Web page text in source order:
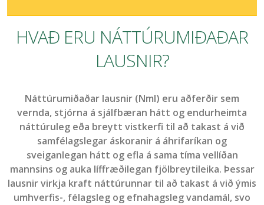
HVAÐ ERU NÁTTÚRUMIÐAÐAR
LAUSNIR?
Náttúrumiðaðar lausnir (Nml) eru aðferðir sem
vernda, stjórna á sjálfbæran hátt og endurheimta
náttúruleg eða breytt vistkerfi til að takast á við
samfélagslegar áskoranir á áhrifaríkan og
sveiganlegan hátt og efla á sama tíma vellíðan
mannsins og auka líffræðilegan fjölbreytileika. Þessar
lausnir virkja kraft náttúrunnar til að takast á við ýmis
umhverfis-, félagsleg og efnahagsleg vandamál, svo